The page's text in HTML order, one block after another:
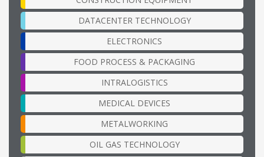
DATACENTER TECHNOLOGY
ELECTRONICS
FOOD PROCESS & PACKAGING
INTRALOGISTICS
MEDICAL DEVICES
METALWORKING
OIL GAS TECHNOLOGY